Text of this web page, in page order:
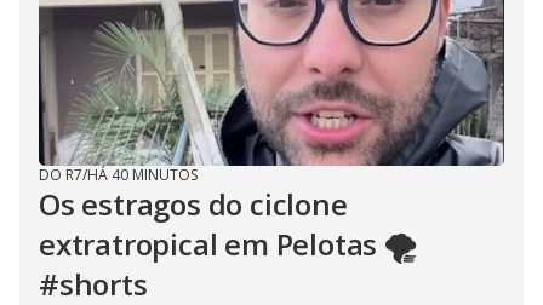
DO R7/HÁ 40 MINUTOS
Os estragos do ciclone
extratropical em Pelotas 🌪️
#shorts